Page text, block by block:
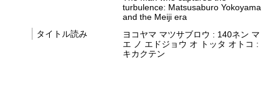
turbulence: Matsusaburo Yokoyama
and the Meiji era
タイトル読み
ヨコヤマ マツサブロウ : 140ネン マ
エ ノ エドジョウ オ トッタ オトコ :
キカクテン